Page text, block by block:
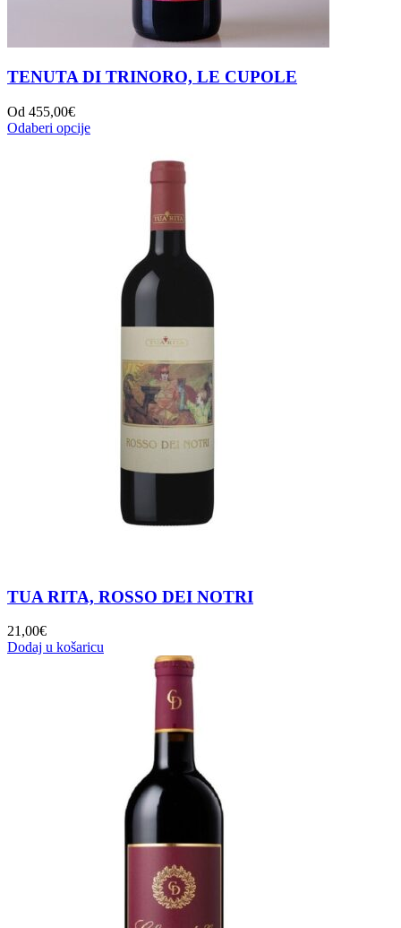
TENUTA DI TRINORO, LE CUPOLE
Od 455,00€
Odaberi opcije
TUA RITA, ROSSO DEI NOTRI
21,00€
Dodaj u košaricu